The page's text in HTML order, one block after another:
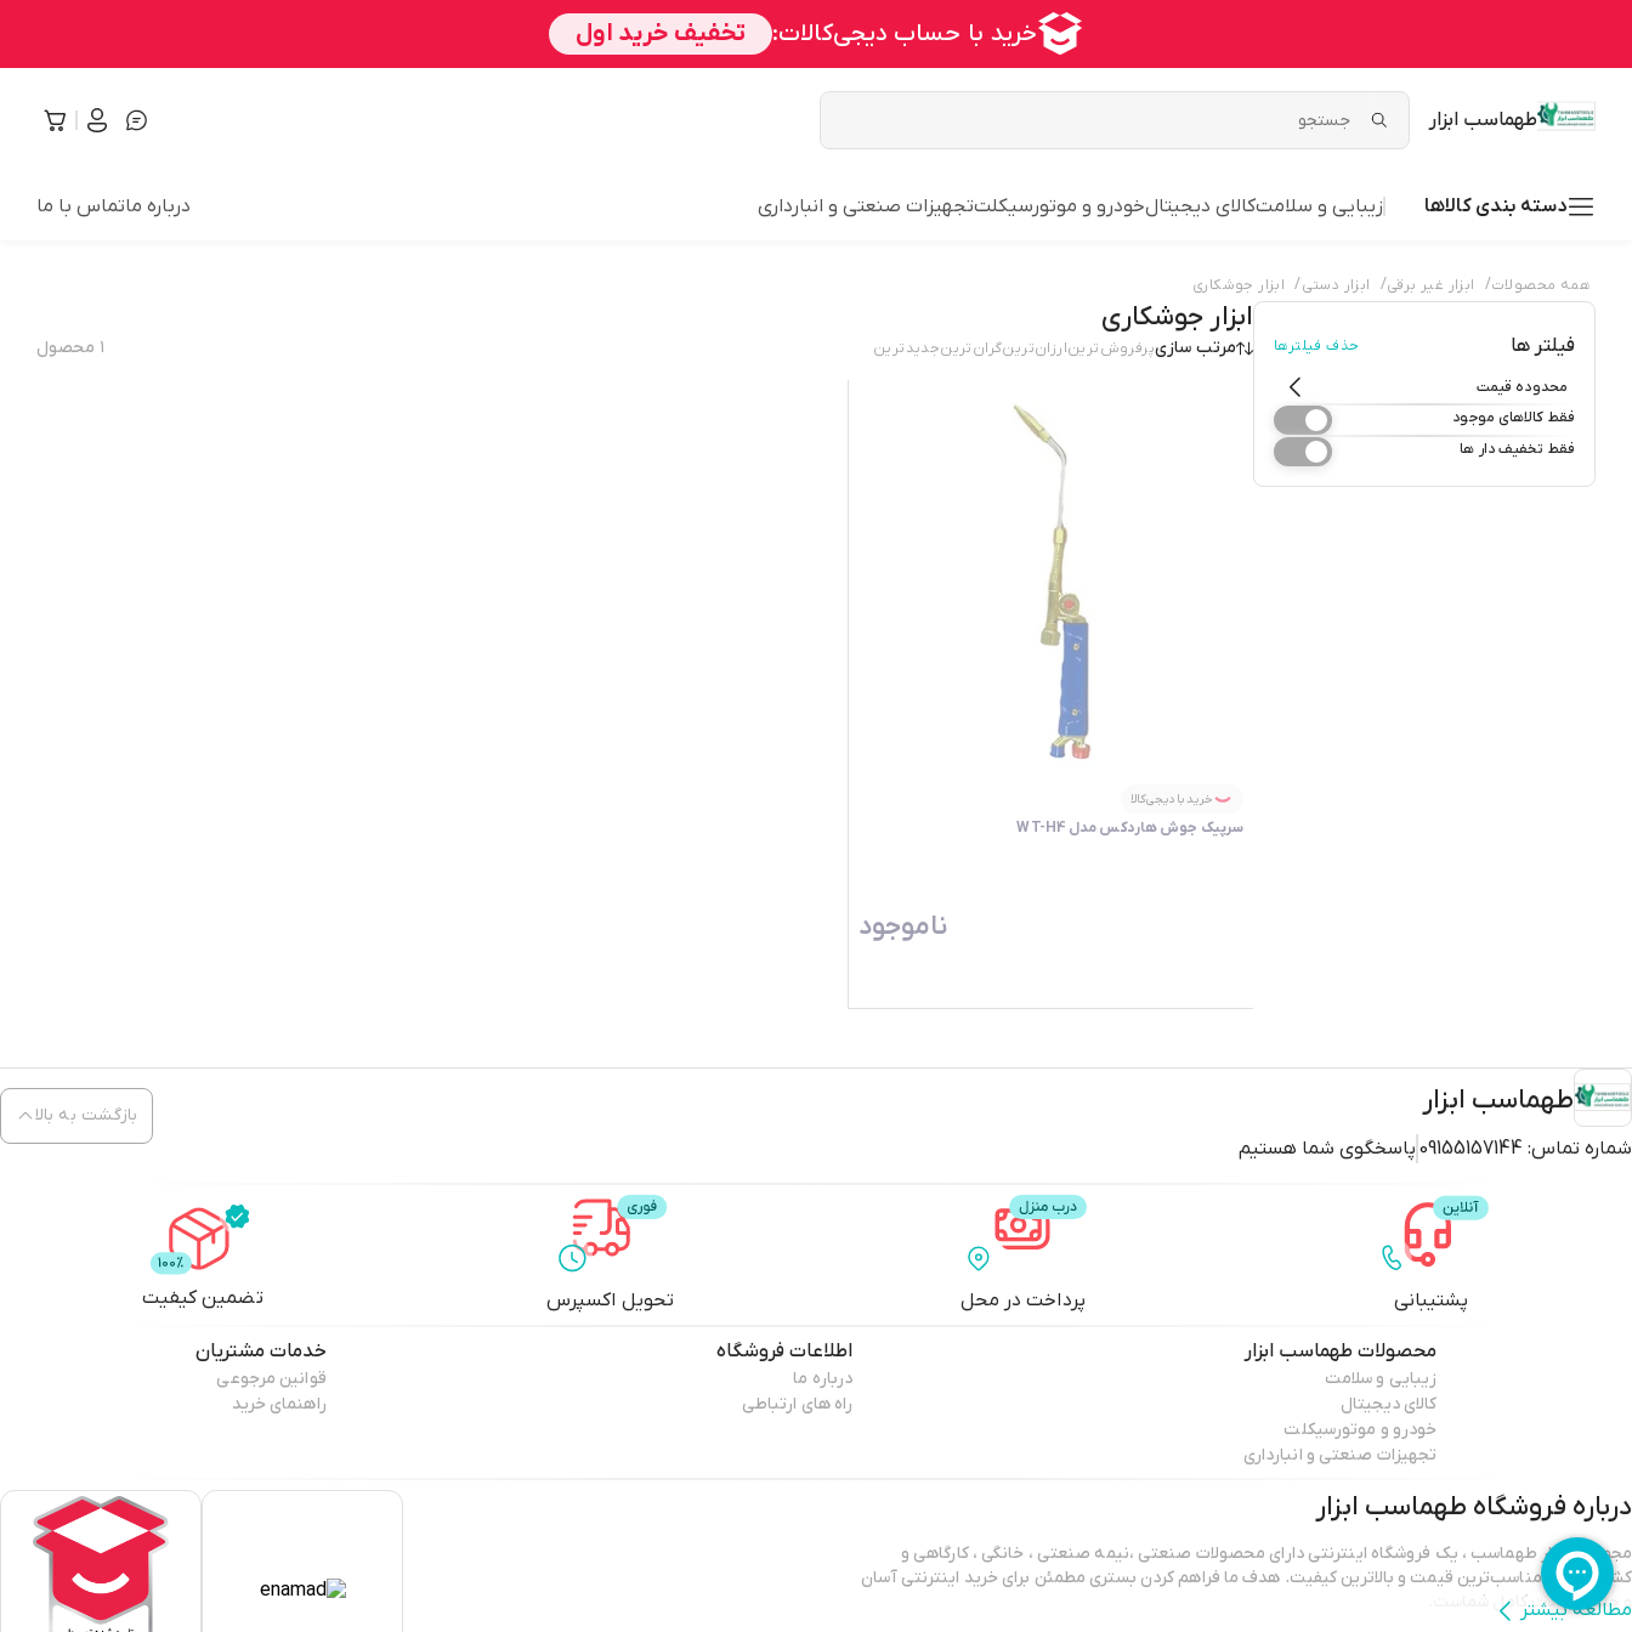
طهماسب ابزار
دسته بندی کالاها زیبایی و سلامتکالای دیجیتالخودرو و موتورسیکلتتجهیزات صنعتی و انبارداری درباره ماتماس با ما
همه محصولات/ ابزار غیر برقی/ ابزار دستی/ ابزار جوشکاری
فیلتر ها حذف فیلترها
محدوده قیمت
فقط کالاهای موجود
فقط تخفیف دار ها
ابزار جوشکاری
مرتب سازیپرفروش‌ترینارزان‌ترینگران‌ترینجدید‌ترین ۱ محصول
خرید با دیجی‌کالا
سرپیک جوش هاردکس مدل WT-H4
ناموجود
طهماسب ابزار
شماره تماس: 09155157144 پاسخگوی شما هستیم
بازگشت به بالا
پشتیبانی پرداخت در محل تحویل اکسپرس تضمین کیفیت
محصولات طهماسب ابزار
زیبایی و سلامت
کالای دیجیتال
خودرو و موتورسیکلت
تجهیزات صنعتی و انبارداری
اطلاعات فروشگاه
درباره ما
راه های ارتباطی
خدمات مشتریان
قوانین مرجوعی
راهنمای خرید
درباره فروشگاه طهماسب ابزار
مجموعه ابزار طهماسب ، یک فروشگاه اینترنتی دارای محصولات صنعتی ،نیمه صنعتی ، خانگی ، کارگاهی و
کشاورزی ، با مناسب‌ترین قیمت و بالاترین کیفیت. هدف ما فراهم کردن بستری مطمئن برای خرید اینترنتی آسان
و جلب رضایت کامل شماست.
مطالعه بیشتر